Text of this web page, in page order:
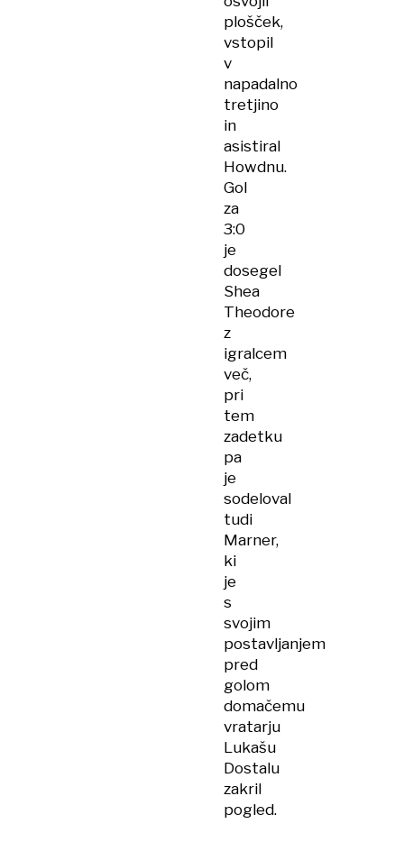
plošček,
vstopil
v
napadalno
tretjino
in
asistiral
Howdnu.
Gol
za
3:0
je
dosegel
Shea
Theodore
z
igralcem
več,
pri
tem
zadetku
pa
je
sodeloval
tudi
Marner,
ki
je
s
svojim
postavljanjem
pred
golom
domačemu
vratarju
Lukašu
Dostalu
zakril
pogled.